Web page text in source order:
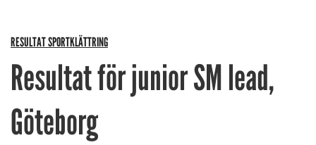
RESULTAT SPORTKLÄTTRING
Resultat för junior SM lead,
Göteborg